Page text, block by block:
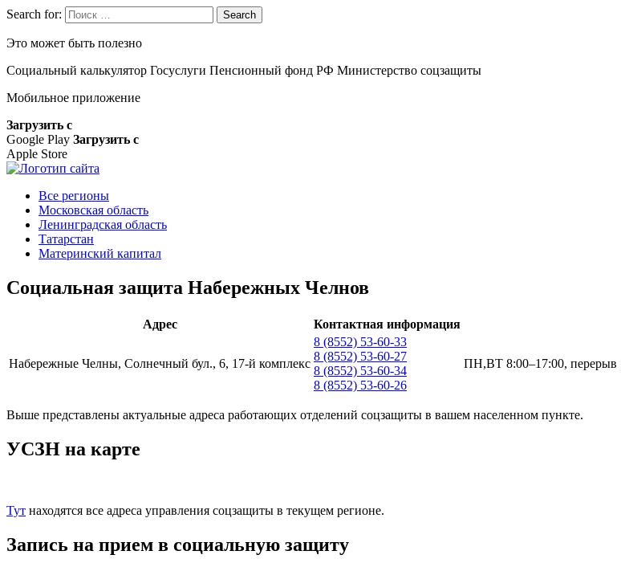
Search for: Search
Это может быть полезно
Социальный калькулятор Госуслуги Пенсионный фонд РФ Министерство соцзащиты
Мобильное приложение
Загрузить с
Google Play Загрузить с
Apple Store
Все регионы
Московская область
Ленинградская область
Татарстан
Материнский капитал
Социальная защита Набережных Челнов
Адрес Контактная информация
Набережные Челны, Солнечный бул., 6, 17-й комплекс
8 (8552) 53-60-33
8 (8552) 53-60-27
8 (8552) 53-60-34
8 (8552) 53-60-26
ПН,ВТ 8:00–17:00, перерыв
Выше представлены актуальные адреса работающих отделений соцзащиты в вашем населенном пункте.
УСЗН на карте
Тут находятся все адреса управления соцзащиты в текущем регионе.
Запись на прием в социальную защиту